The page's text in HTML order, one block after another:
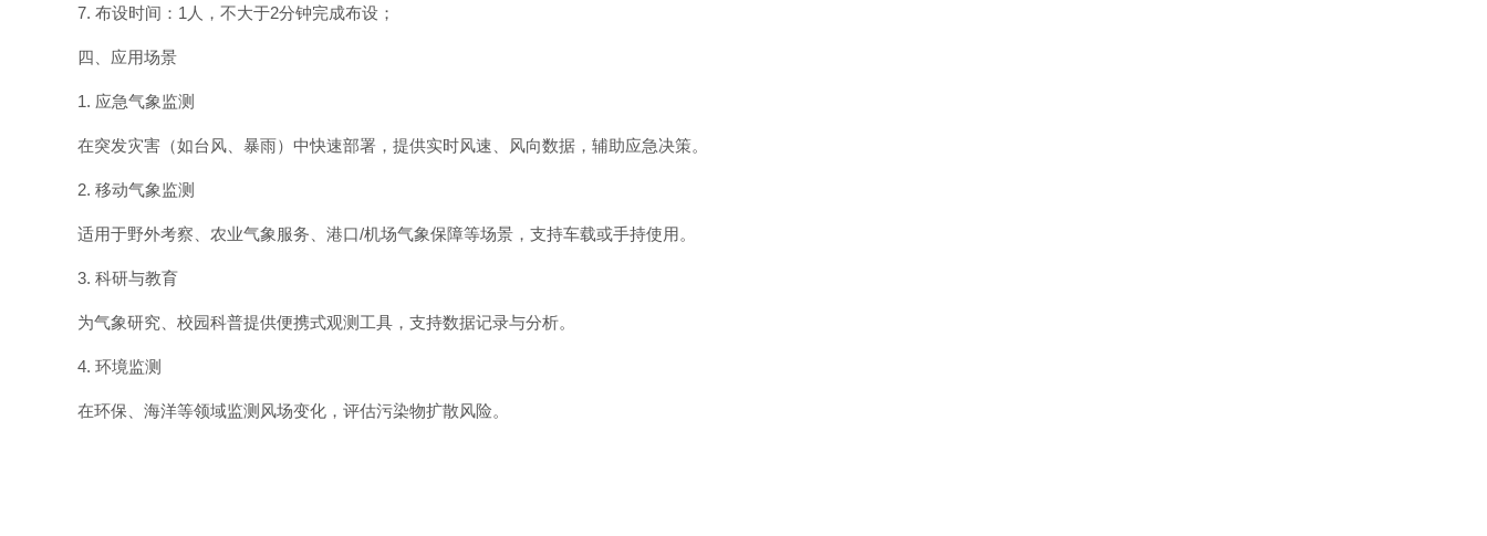
7. 布设时间：1人，不大于2分钟完成布设；
四、应用场景
1. 应急气象监测
在突发灾害（如台风、暴雨）中快速部署，提供实时风速、风向数据，辅助应急决策。
2. 移动气象监测
适用于野外考察、农业气象服务、港口/机场气象保障等场景，支持车载或手持使用。
3. 科研与教育
为气象研究、校园科普提供便携式观测工具，支持数据记录与分析。
4. 环境监测
在环保、海洋等领域监测风场变化，评估污染物扩散风险。